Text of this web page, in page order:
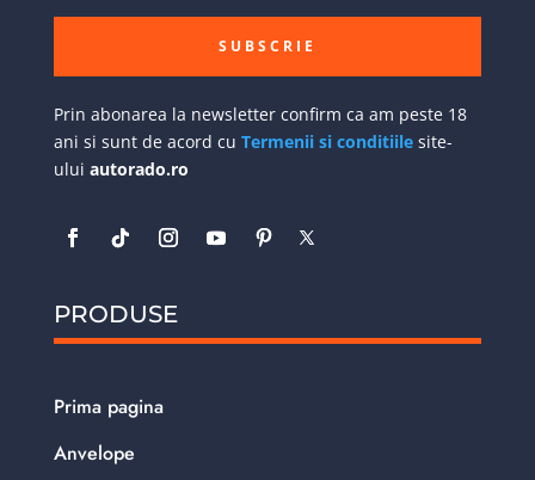
SUBSCRIE
Prin abonarea la newsletter confirm ca am peste 18
ani si sunt de acord cu Termenii si conditiilesite-
ului autorado.ro
PRODUSE
Prima pagina
Anvelope